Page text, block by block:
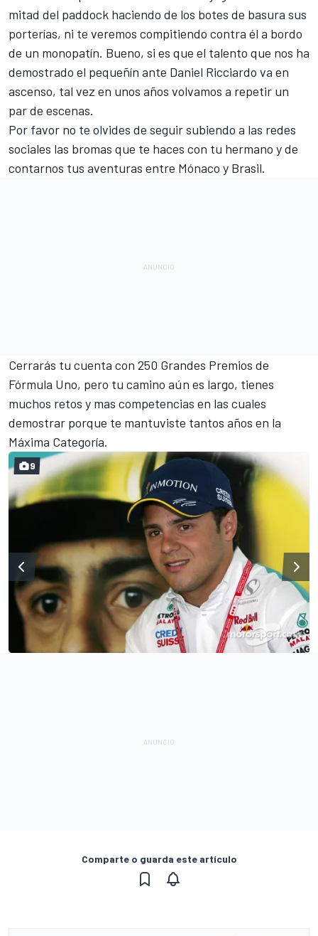
mitad del paddock haciendo de los botes de basura sus
porterías, ni te veremos compitiendo contra él a bordo
de un monopatín. Bueno, si es que el talento que nos ha
demostrado el pequeñín ante Daniel Ricciardo va en
ascenso, tal vez en unos años volvamos a repetir un
par de escenas.
Por favor no te olvides de seguir subiendo a las redes
sociales las bromas que te haces con tu hermano y de
contarnos tus aventuras entre Mónaco y Brasil.
Cerrarás tu cuenta con 250 Grandes Premios de
Fórmula Uno, pero tu camino aún es largo, tienes
muchos retos y mas competencias en las cuales
demostrar porque te mantuviste tantos años en la
Máxima Categoría.
9
Comparte o guarda este artículo